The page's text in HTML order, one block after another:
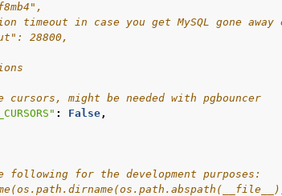
timeout in case you get MySQL gone
28800,
might be needed with pgbouncer
: False,
following for the development purposes: